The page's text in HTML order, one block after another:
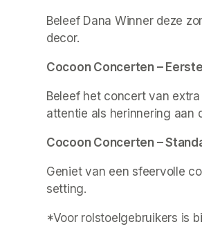
Beleef Dana Winner deze
decor.
Cocoon Concerten –
Beleef het concert van
attentie als herinnering aan
Cocoon Concerten –
Geniet van een sfeervolle
setting.
*Voor rolstoelgebruikers is